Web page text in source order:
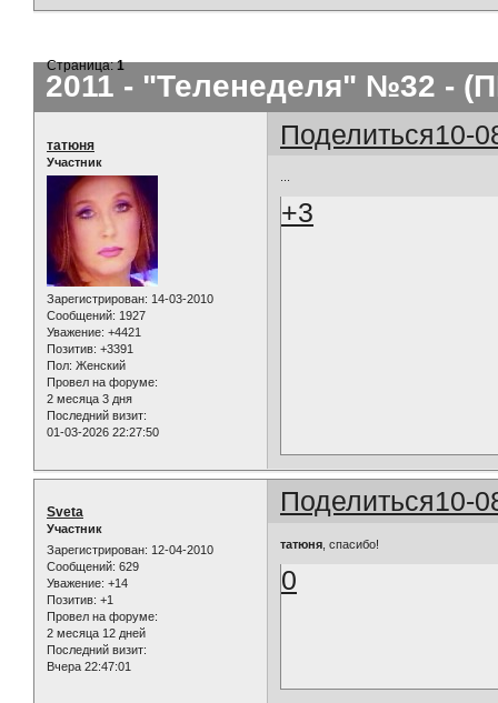
2011 - "Теленеделя" №32 -
Страница:1
Поделиться10-
татюня
Участник
Зарегистрирован: 14-03-2010
Сообщений: 1927
Уважение: +4421
Позитив: +3391
Пол: Женский
Провел на форуме:
2 месяца 3 дня
Последний визит:
01-03-2026 22:27:50
+3
Поделиться10-
Sveta
Участник
Зарегистрирован: 12-04-2010
Сообщений: 629
Уважение: +14
Позитив: +1
Провел на форуме:
2 месяца 12 дней
Последний визит:
Вчера 22:47:01
татюня , спасибо!
0